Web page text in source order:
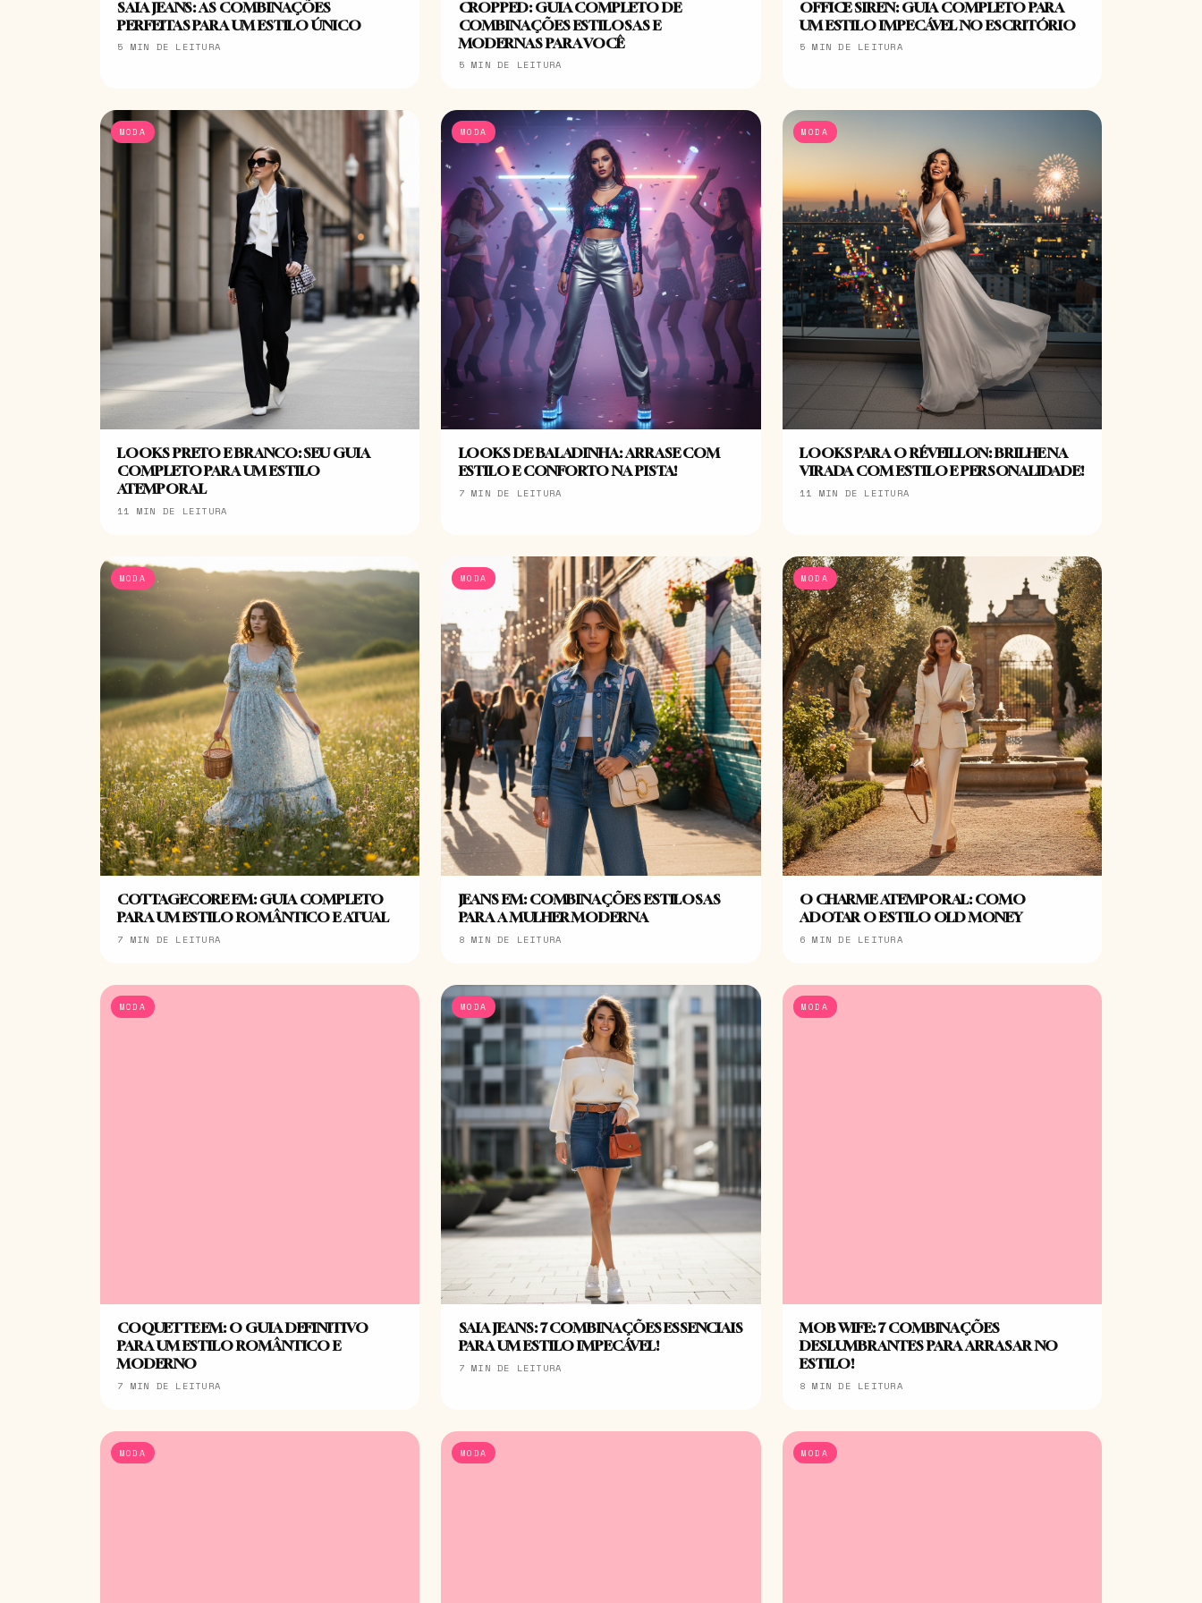
SAIA JEANS: AS COMBINAÇÕES
PERFEITAS PARA UM ESTILO ÚNICO
5 MIN DE LEITURA
CROPPED: GUIA COMPLETO DE
COMBINAÇÕES ESTILOSAS E
MODERNAS PARA VOCÊ
5 MIN DE LEITURA
OFFICE SIREN: GUIA COMPLETO PARA
UM ESTILO IMPECÁVEL NO ESCRITÓRIO
5 MIN DE LEITURA
MODA
LOOKS PRETO E BRANCO: SEU GUIA
COMPLETO PARA UM ESTILO
ATEMPORAL
11 MIN DE LEITURA
MODA
LOOKS DE BALADINHA: ARRASE COM
ESTILO E CONFORTO NA PISTA!
7 MIN DE LEITURA
MODA
LOOKS PARA O RÉVEILLON: BRILHE NA
VIRADA COM ESTILO E PERSONALIDADE!
11 MIN DE LEITURA
MODA
COTTAGECORE EM: GUIA COMPLETO
PARA UM ESTILO ROMÂNTICO E ATUAL
7 MIN DE LEITURA
MODA
JEANS EM: COMBINAÇÕES ESTILOSAS
PARA A MULHER MODERNA
8 MIN DE LEITURA
MODA
O CHARME ATEMPORAL: COMO
ADOTAR O ESTILO OLD MONEY
6 MIN DE LEITURA
MODA
COQUETTE EM: O GUIA DEFINITIVO
PARA UM ESTILO ROMÂNTICO E
MODERNO
7 MIN DE LEITURA
MODA
SAIA JEANS: 7 COMBINAÇÕES ESSENCIAIS
PARA UM ESTILO IMPECÁVEL!
7 MIN DE LEITURA
MODA
MOB WIFE: 7 COMBINAÇÕES
DESLUMBRANTES PARA ARRASAR NO
ESTILO!
8 MIN DE LEITURA
MODA MODA MODA